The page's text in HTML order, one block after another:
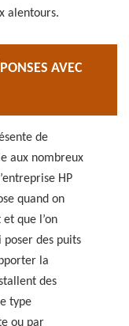
alentours.
AVEC
de
aux nombreux
HP
quand on
que l’on
poser des puits
la
des
type
ou par